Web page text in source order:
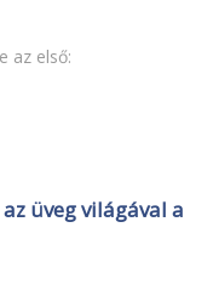
az első:
üveg világával a